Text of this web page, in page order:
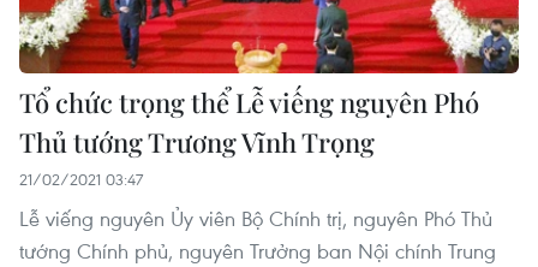
Tổ chức trọng thể Lễ viếng nguyên Phó
Thủ tướng Trương Vĩnh Trọng
21/02/2021 03:47
Lễ viếng nguyên Ủy viên Bộ Chính trị, nguyên Phó Thủ
tướng Chính phủ, nguyên Trưởng ban Nội chính Trung